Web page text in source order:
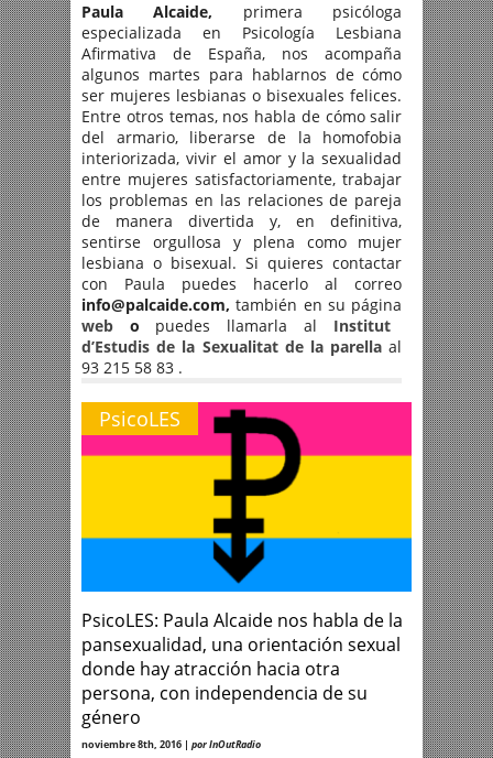
Paula Alcaide, primera psicóloga
especializada en Psicología Lesbiana
Afirmativa de España, nos acompaña
algunos martes para hablarnos de cómo
ser mujeres lesbianas o bisexuales felices.
Entre otros temas, nos habla de cómo salir
del armario, liberarse de la homofobia
interiorizada, vivir el amor y la sexualidad
entre mujeres satisfactoriamente, trabajar
los problemas en las relaciones de pareja
de manera divertida y, en definitiva,
sentirse orgullosa y plena como mujer
lesbiana o bisexual. Si quieres contactar
con Paula puedes hacerlo al correo
info@palcaide.com, también en su página
web o puedes llamarla al Institut
d’Estudis de la Sexualitat de la parella al
93 215 58 83 .
PsicoLES
PsicoLES: Paula Alcaide nos habla de la
pansexualidad, una orientación sexual
donde hay atracción hacia otra
persona, con independencia de su
género
noviembre 8th, 2016 | por InOutRadio